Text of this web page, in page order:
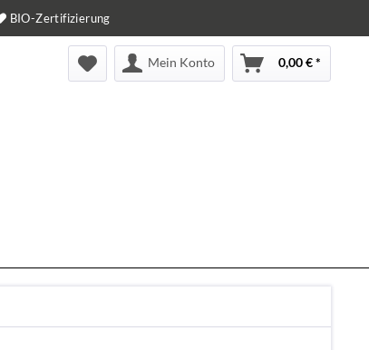
BIO-Zertifizierung
Mein Konto 0,00 € *